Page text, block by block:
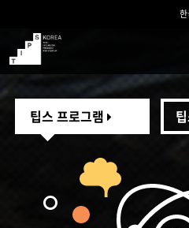
TIPS
팁스 프로그램